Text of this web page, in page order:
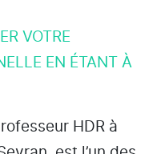
VOTRE
EN ÉTANT À
HDR à